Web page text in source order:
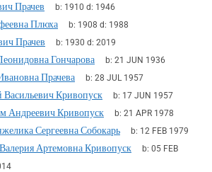
Прачев b: 1910 d: 1946
Плюха b: 1908 d: 1988
Прачев b: 1930 d: 2019
Гончарова b: 21 JUN 1936
Прачева b: 28 JUL 1957
Васильевич Кривопуск b: 17 JUN 1957
Андреевич Кривопуск b: 21 APR 1978
Сергеевна Собокарь b: 12 FEB 1979
Валерия Артемовна Кривопуск b: 05 FEB